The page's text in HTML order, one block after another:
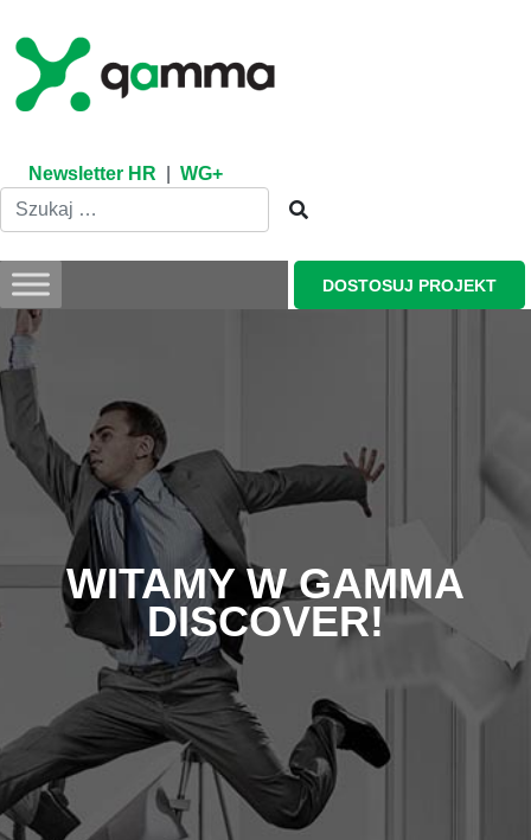
content
Newsletter HR WG+
DOSTOSUJ PROJEKT
WITAMY W GAMMA
DISCOVER!